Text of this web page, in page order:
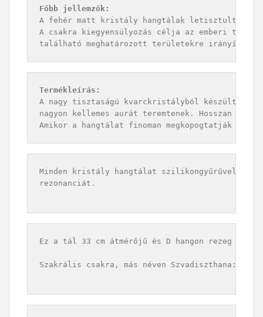
Főbb jellemzők:
A fehér matt kristály hangtálak letisztult és
A csakra kiegyensúlyozás célja az emberi test
Termékleírás:
A nagy tisztaságú kvarckristályból készült,
nagyon kellemes aurát teremtenek. Hosszan
Amikor a hangtálat finoman megkopogtatják
Minden kristály hangtálat szilikongyűrűvel
rezonanciát.
Ez a tál 33 cm átmérőjű és D hangon rezeg 432
Szakrális csakra, más néven Szvadiszthana: